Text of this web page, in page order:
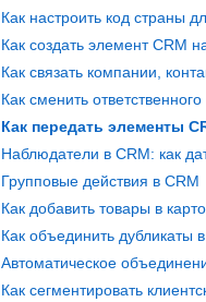
Как настроить код страны
Как связать компании,
Групповые действия в CRM
Как добавить товары в
Как объединить дубликаты
Автоматическое
Как сегментировать